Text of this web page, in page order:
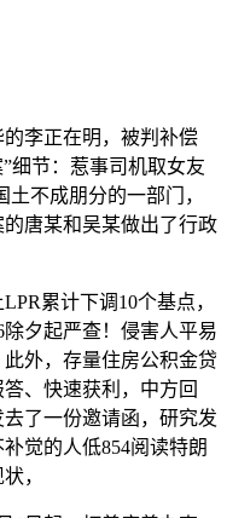
李正在明，被判补偿
细节：惹事司机取女友
土不成朋分的一部门，
唐某和吴某做出了行政
累计下调10个基点，
夕起严查！侵害人平易
外，存量住房公积金贷
、快速获利，中方回
了一份邀请函，研究发
觉的人低854阅读特朗
，